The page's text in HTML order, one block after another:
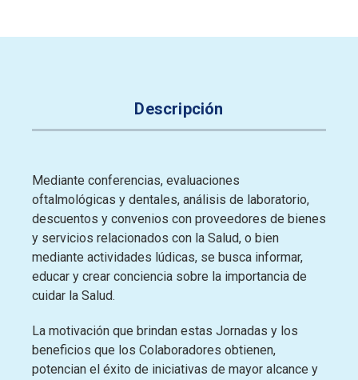
Descripción
Mediante conferencias, evaluaciones
oftalmológicas y dentales, análisis de laboratorio,
descuentos y convenios con proveedores de bienes
y servicios relacionados con la Salud, o bien
mediante actividades lúdicas, se busca informar,
educar y crear conciencia sobre la importancia de
cuidar la Salud.
La motivación que brindan estas Jornadas y los
beneficios que los Colaboradores obtienen,
potencian el éxito de iniciativas de mayor alcance y